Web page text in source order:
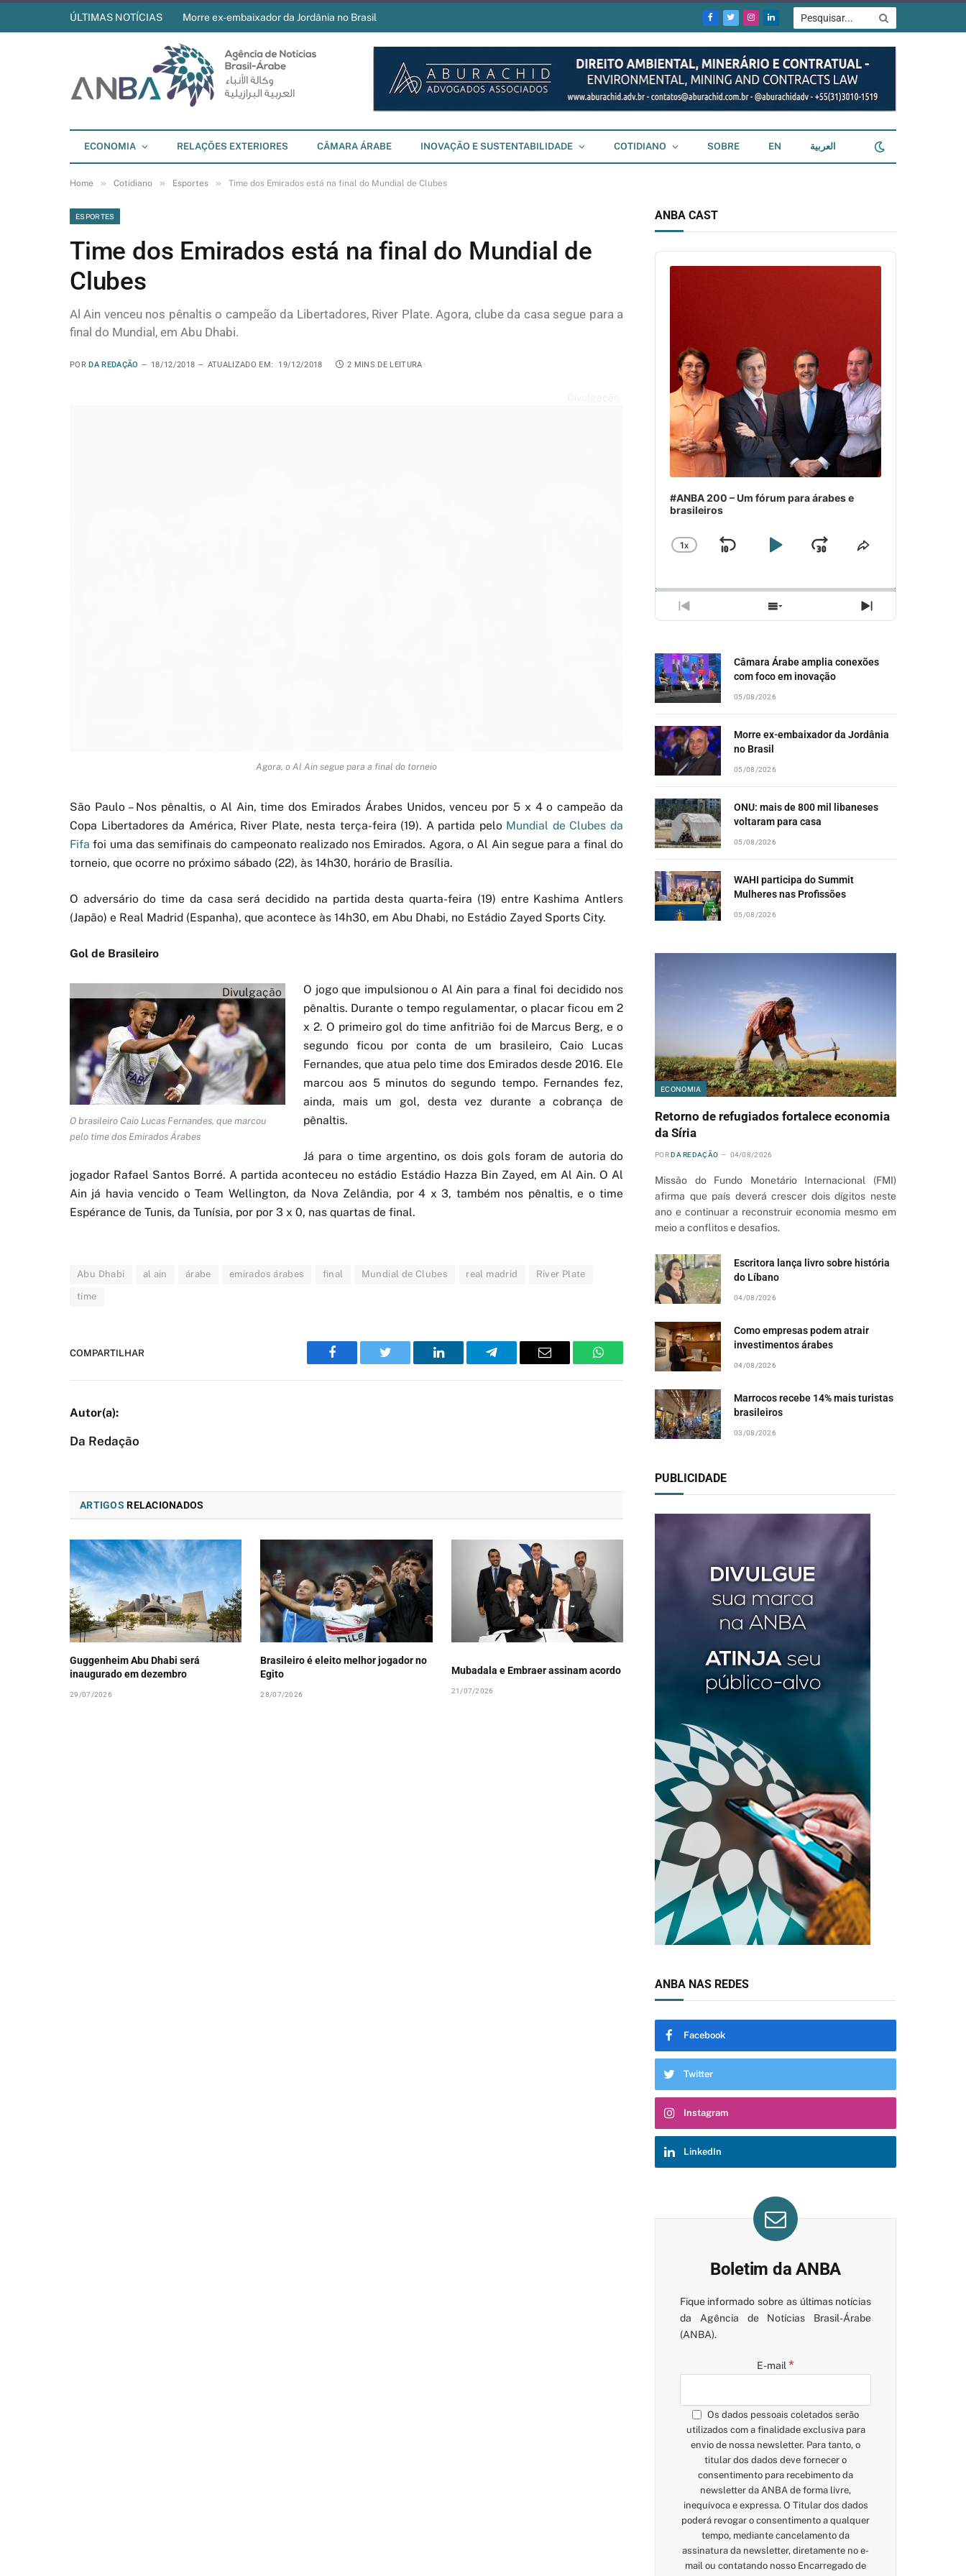
ÚLTIMAS NOTÍCIAS Morre ex-embaixador da Jordânia no Brasil
Facebook
TwitterInstagram
LinkedIn
ECONOMIA RELAÇÕES EXTERIORES CÂMARA ÁRABE INOVAÇÃO E SUSTENTABILIDADE COTIDIANO SOBRE EN العربية
Home » Cotidiano » Esportes » Time dos Emirados está na final do Mundial de Clubes
ESPORTES
Time dos Emirados está na final do Mundial de
Clubes
Al Ain venceu nos pênaltis o campeão da Libertadores, River Plate. Agora, clube da casa segue para a
final do Mundial, em Abu Dhabi.
POR DA REDAÇÃO 18/12/2018 ATUALIZADO EM: 19/12/2018 2 MINS DE LEITURA
Agora, o Al Ain segue para a final do torneio
São Paulo – Nos pênaltis, o Al Ain, time dos Emirados Árabes Unidos, venceu por 5 x 4 o campeão da
Copa Libertadores da América, River Plate, nesta terça-feira (19). A partida pelo Mundial de Clubes da
Fifa foi uma das semifinais do campeonato realizado nos Emirados. Agora, o Al Ain segue para a final do
torneio, que ocorre no próximo sábado (22), às 14h30, horário de Brasília.
O adversário do time da casa será decidido na partida desta quarta-feira (19) entre Kashima Antlers
(Japão) e Real Madrid (Espanha), que acontece às 14h30, em Abu Dhabi, no Estádio Zayed Sports City.
Gol de Brasileiro
Divulgação
O brasileiro Caio Lucas Fernandes, que marcou
pelo time dos Emirados Árabes
O jogo que impulsionou o Al Ain para a final foi decidido nos
pênaltis. Durante o tempo regulamentar, o placar ficou em 2
x 2. O primeiro gol do time anfitrião foi de Marcus Berg, e o
segundo ficou por conta de um brasileiro, Caio Lucas
Fernandes, que atua pelo time dos Emirados desde 2016. Ele
marcou aos 5 minutos do segundo tempo. Fernandes fez,
ainda, mais um gol, desta vez durante a cobrança de
pênaltis.
Já para o time argentino, os dois gols foram de autoria do
jogador Rafael Santos Borré. A partida aconteceu no estádio Estádio Hazza Bin Zayed, em Al Ain. O Al
Ain já havia vencido o Team Wellington, da Nova Zelândia, por 4 x 3, também nos pênaltis, e o time
Espérance de Tunis, da Tunísia, por por 3 x 0, nas quartas de final.
Abu Dhabi al ain árabe emirados árabes final Mundial de Clubes real madrid River Plate
time
COMPARTILHAR
Facebook Twitter LinkedIn Telegram Email WhatsApp
Da Redação
ARTIGOS RELACIONADOS
Guggenheim Abu Dhabi será
inaugurado em dezembro
29/07/2026
Brasileiro é eleito melhor jogador no
Egito
28/07/2026
Mubadala e Embraer assinam acordo
21/07/2026
ANBA CAST
Audio
Player
#ANBA 200 – Um fórum para árabes e
brasileiros
CHANGE
1X
SKIPPLAYJUMP
PREVIOUS
EPISODE
SHOW
EPISODES
NEXT
EPISODE
Câmara Árabe amplia conexões
com foco em inovação
05/08/2026
Morre ex-embaixador da Jordânia
no Brasil
05/08/2026
ONU: mais de 800 mil libaneses
voltaram para casa
05/08/2026
WAHI participa do Summit
Mulheres nas Profissões
05/08/2026
ECONOMIA
Retorno de refugiados fortalece economia
da Síria
POR DA REDAÇÃO 04/08/2026
Missão do Fundo Monetário Internacional (FMI)
afirma que país deverá crescer dois dígitos neste
ano e continuar a reconstruir economia mesmo em
meio a conflitos e desafios.
Escritora lança livro sobre história
do Líbano
04/08/2026
Como empresas podem atrair
investimentos árabes
04/08/2026
Marrocos recebe 14% mais turistas
brasileiros
03/08/2026
PUBLICIDADE
ANBA NAS REDES
Facebook
Twitter
Instagram
LinkedIn
Boletim da ANBA
Fique informado sobre as últimas notícias
da Agência de Notícias Brasil-Árabe
(ANBA).
E-mail *
Os dados pessoais coletados serão
utilizados com a finalidade exclusiva para
envio de nossa newsletter. Para tanto, o
titular dos dados deve fornecer o
consentimento para recebimento da
newsletter da ANBA de forma livre,
inequívoca e expressa. O Titular dos dados
poderá revogar o consentimento a qualquer
tempo, mediante cancelamento da
assinatura da newsletter, diretamente no e-
mail ou contatando nosso Encarregado de